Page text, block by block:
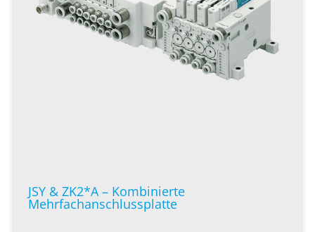
JSY & ZK2*A – Kombinierte
Mehrfachanschlussplatte